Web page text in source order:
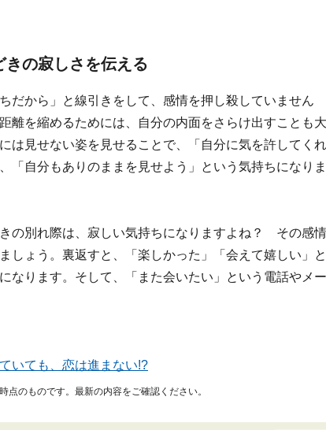
きの寂しさを伝える
ちだから」と線引きをして、感情を押し殺していません
離を縮めるためには、自分の内面をさらけ出すことも
は見せない姿を見せることで、「自分に気を許してく
「自分もありのままを見せよう」という気持ちになりま
の別れ際は、寂しい気持ちになりますよね？ その感
しょう。裏返すと、「楽しかった」「会えて嬉しい」
なります。そして、「また会いたい」という電話やメ
いても、恋は進まない!?
点のものです。最新の内容をご確認ください。